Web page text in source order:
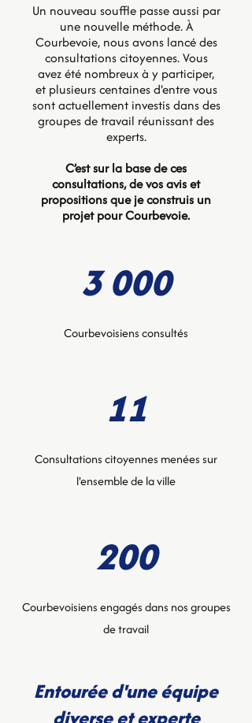
Un nouveau souffle passe aussi par
une nouvelle méthode. À
Courbevoie, nous avons lancé des
consultations citoyennes. Vous
avez été nombreux à y participer,
et plusieurs centaines d'entre vous
sont actuellement investis dans des
groupes de travail réunissant des
experts.
C’est sur la base de ces
consultations, de vos avis et
propositions que je construis un
projet pour Courbevoie.
3 000
Courbevoisiens consultés
11
Consultations citoyennes menées sur
l'ensemble de la ville
200
Courbevoisiens engagés dans nos groupes
de travail
Entourée d'une équipe